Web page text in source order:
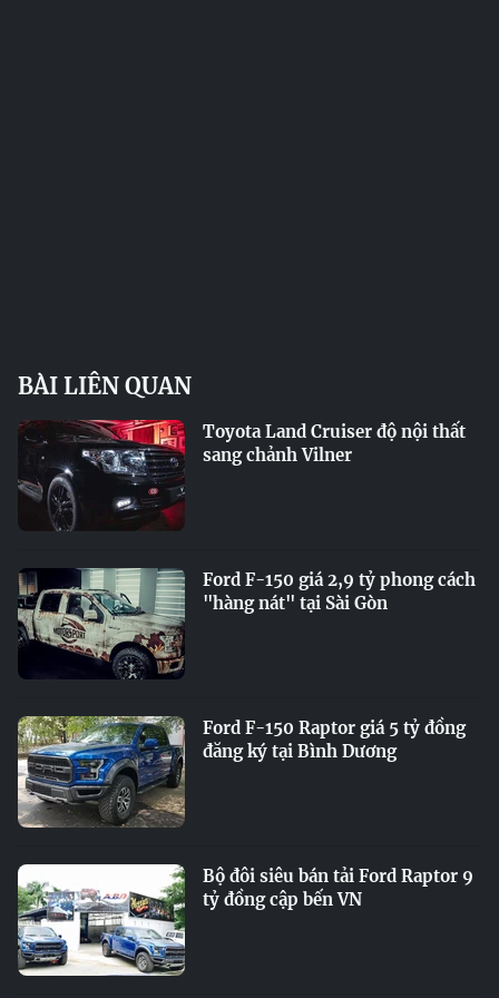
BÀI LIÊN QUAN
Toyota Land Cruiser độ nội thất
sang chảnh Vilner
Ford F-150 giá 2,9 tỷ phong cách
"hàng nát" tại Sài Gòn
Ford F-150 Raptor giá 5 tỷ đồng
đăng ký tại Bình Dương
Bộ đôi siêu bán tải Ford Raptor 9
tỷ đồng cập bến VN